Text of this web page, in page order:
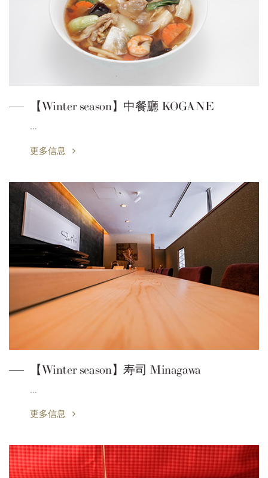
【Winter season】中餐廳 KOGANE
…
更多信息
【Winter season】寿司 Minagawa
…
更多信息